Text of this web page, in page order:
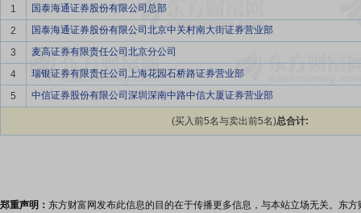
1
国泰海通证券股份有限公司总部
2
国泰海通证券股份有限公司北京中关村南大街证券营业部
3
麦高证券有限责任公司北京分公司
4
瑞银证券有限责任公司上海花园石桥路证券营业部
5
中信证券股份有限公司深圳深南中路中信大厦证券营业部
(买入前5名与卖出前5名)总合计:
郑重声明： 东方财富网发布此信息的目的在于传播更多信息，与本站立场无关。东